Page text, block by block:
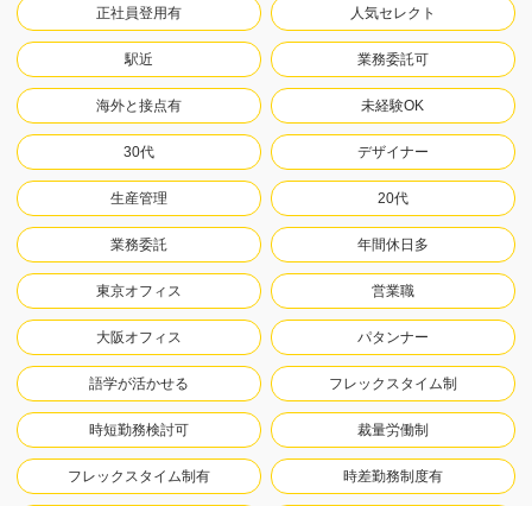
正社員登用有 人気セレクト
駅近 業務委託可
海外と接点有 未経験OK
30代 デザイナー
生産管理 20代
業務委託 年間休日多
東京オフィス 営業職
大阪オフィス パタンナー
語学が活かせる フレックスタイム制
時短勤務検討可 裁量労働制
フレックスタイム制有 時差勤務制度有